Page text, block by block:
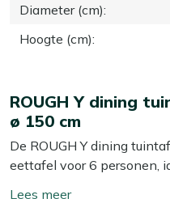
Diameter (cm):
Hoogte (cm):
ROUGH Y dining
ø 150 cm
De ROUGH Y dining
eettafel voor 6 personen,
Toon/verberg